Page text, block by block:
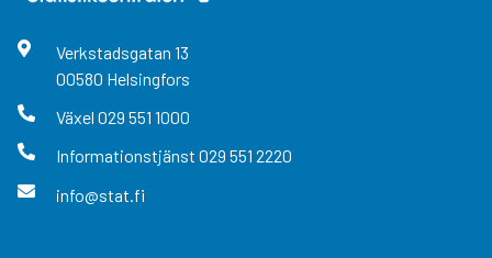
Verkstadsgatan 13
00580 Helsingfors
Växel 029 551 1000
Informationstjänst 029 551 2220
info@stat.fi